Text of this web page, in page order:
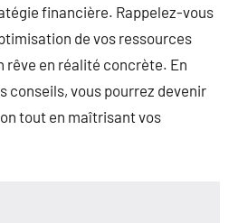
financière. Rappelez-vous
de vos ressources
rêve en réalité concrète. En
conseils, vous pourrez devenir
tout en maîtrisant vos